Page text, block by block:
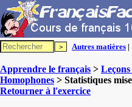
Autres matières |
Apprendre le français >
Homophones > Statistiques
Retourner à l'exercice